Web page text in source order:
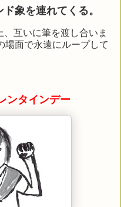
象を連れてくる。
互いに筆を渡し合いま
場面で永遠にループして
ンタインデー